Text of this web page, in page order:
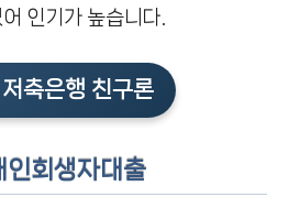
인기가 높습니다.
축은행 친구론
인회생자대출